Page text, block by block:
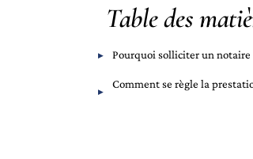
Table des
Pourquoi solliciter un notaire
Comment se règle la